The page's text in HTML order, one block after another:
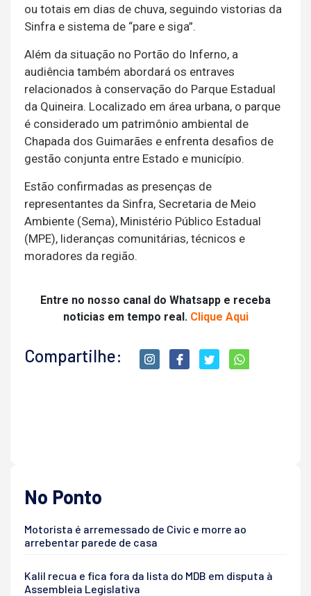
ou totais em dias de chuva, seguindo vistorias da
Sinfra e sistema de “pare e siga”.
Além da situação no Portão do Inferno, a
audiência também abordará os entraves
relacionados à conservação do Parque Estadual
da Quineira. Localizado em área urbana, o parque
é considerado um patrimônio ambiental de
Chapada dos Guimarães e enfrenta desafios de
gestão conjunta entre Estado e município.
Estão confirmadas as presenças de
representantes da Sinfra, Secretaria de Meio
Ambiente (Sema), Ministério Público Estadual
(MPE), lideranças comunitárias, técnicos e
moradores da região.
Entre no nosso canal do Whatsapp e receba
noticias em tempo real. Clique Aqui
Compartilhe:
No Ponto
Motorista é arremessado de Civic e morre ao
arrebentar parede de casa
Kalil recua e fica fora da lista do MDB em disputa à
Assembleia Legislativa